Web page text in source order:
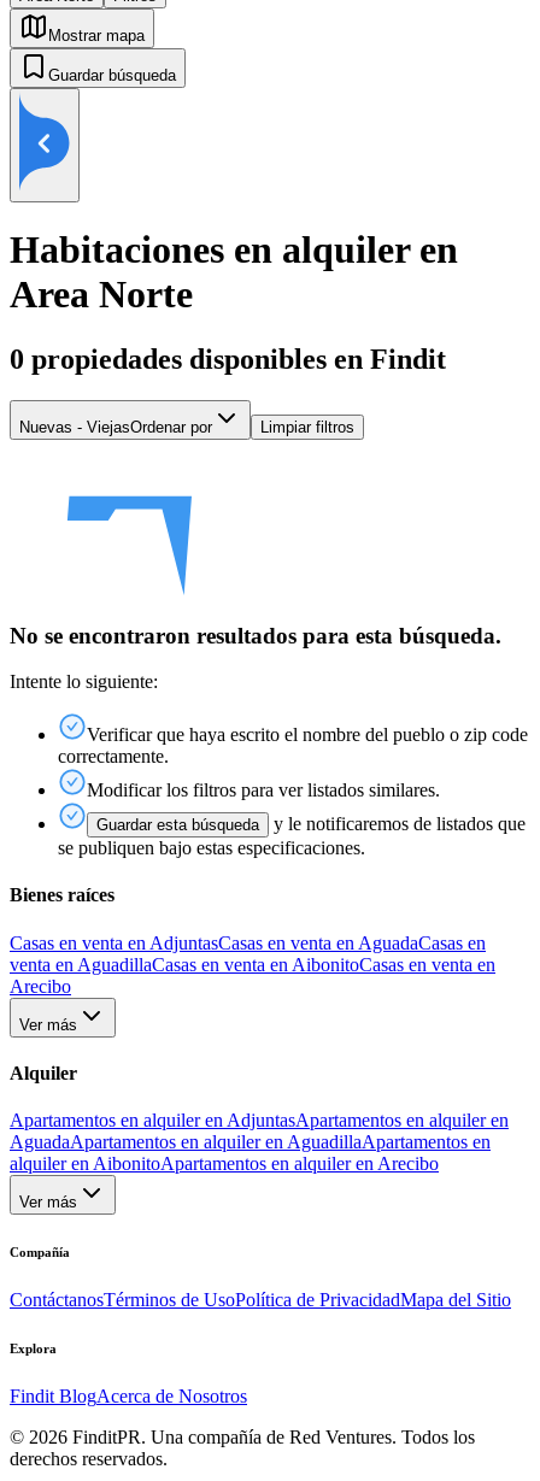
Mostrar mapa
Guardar búsqueda
Habitaciones en alquiler en
Area Norte
0 propiedades disponibles en Findit
Nuevas - ViejasOrdenar por Limpiar filtros
No se encontraron resultados para esta búsqueda.
Intente lo siguiente:
Verificar que haya escrito el nombre del pueblo o zip code
correctamente.
Modificar los filtros para ver listados similares.
Guardar esta búsqueda
y le notificaremos de listados que
se publiquen bajo estas especificaciones.
Bienes raíces
Casas en venta en AdjuntasCasas en venta en AguadaCasas en
venta en AguadillaCasas en venta en AibonitoCasas en venta en
Arecibo
Ver más
Alquiler
Apartamentos en alquiler en AdjuntasApartamentos en alquiler en
AguadaApartamentos en alquiler en AguadillaApartamentos en
alquiler en AibonitoApartamentos en alquiler en Arecibo
Ver más
Compañía
ContáctanosTérminos de UsoPolítica de PrivacidadMapa del Sitio
Explora
Findit BlogAcerca de Nosotros
© 2026 FinditPR. Una compañía de Red Ventures. Todos los
derechos reservados.